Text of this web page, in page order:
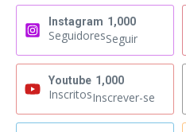
Instagram 1,000
SeguidoresSeguir
Youtube 1,000
InscritosInscrever-se